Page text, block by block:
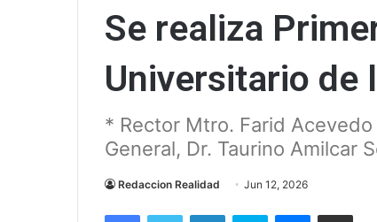
Se realiza
Universitario de
* Rector Mtro. Farid
General, Dr. Taurino Amilcar
Redaccion Realidad Jun 12, 2026
FacebookTwitter LinkedInSkype Messenger
Compartir